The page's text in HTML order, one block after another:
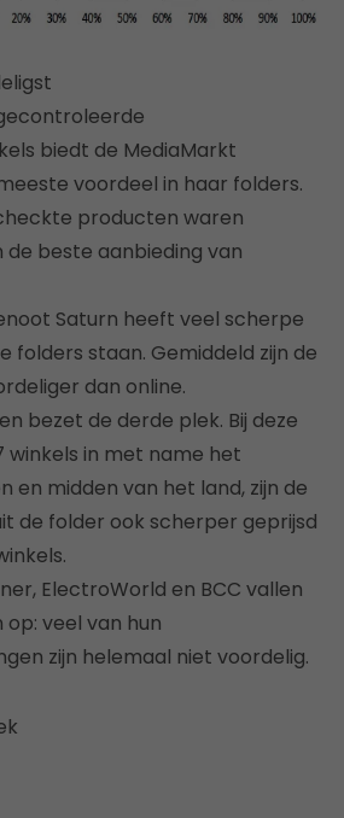
biedt de MediaMarkt
voordeel in haar folders.
producten waren
beste aanbieding van
Saturn heeft veel scherpe
folders staan. Gemiddeld zijn de
dan online.
bezet de derde plek. Bij deze
winkels in met name het
en midden van het land, zijn de
de folder ook scherper geprijsd
ElectroWorld en BCC vallen
veel van hun
zijn helemaal niet voordelig.